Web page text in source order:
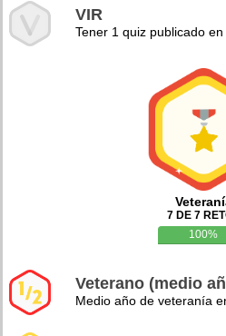
VIR
Tener 1 quiz publicado
7 DE 7
100%
Veterano (medio
Medio año de veteranía